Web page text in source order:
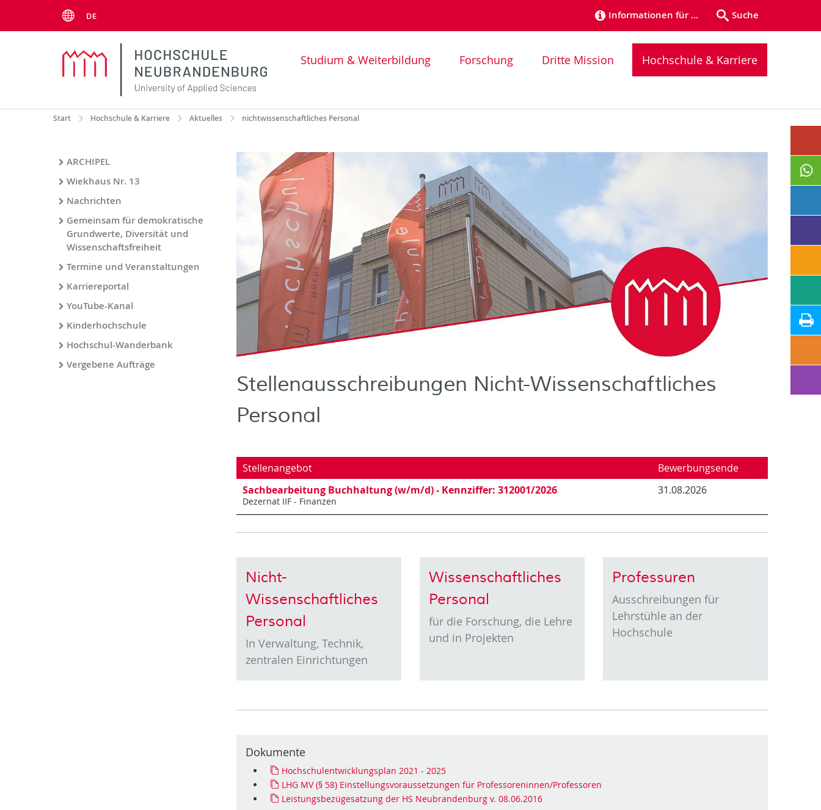
DE Informationen für … Suche
Studium & Weiterbildung Forschung Dritte Mission Hochschule & Karriere
Start Hochschule & Karriere Aktuelles nichtwissenschaftliches Personal
ARCHIPEL
Wiekhaus Nr. 13
Nachrichten
Gemeinsam für demokratische
Grundwerte, Diversität und
Wissenschaftsfreiheit
Termine und Veranstaltungen
Karriereportal
YouTube-Kanal
Kinderhochschule
Hochschul-Wanderbank
Vergebene Aufträge
Stellenausschreibungen Nicht-Wissenschaftliches
Personal
Stellenangebot
Bewerbungsende
Sachbearbeitung Buchhaltung (w/m/d) - Kennziffer: 312001/2026
Dezernat IIF - Finanzen
31.08.2026
Nicht-
Wissenschaftliches
Personal
In Verwaltung, Technik,
zentralen Einrichtungen
Wissenschaftliches
Personal
für die Forschung, die Lehre
und in Projekten
Professuren
Ausschreibungen für
Lehrstühle an der
Hochschule
Dokumente
Hochschulentwicklungsplan 2021 - 2025
LHG MV (§ 58) Einstellungsvoraussetzungen für Professoreninnen/Professoren
Leistungsbezügesatzung der HS Neubrandenburg v. 08.06.2016